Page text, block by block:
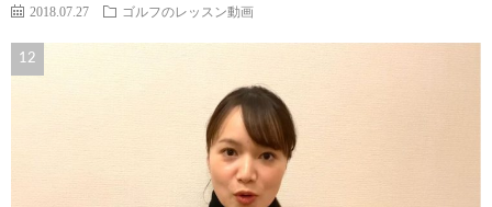
2018.07.27 ゴルフのレッスン動画